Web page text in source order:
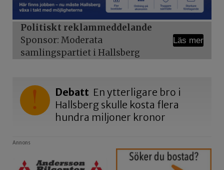
Politiskt reklammeddelande
Sponsor: Moderata
samlingspartiet i Hallsberg
Läs mer
Debatt En ytterligare bro i
Hallsberg skulle kosta flera
hundra miljoner kronor
Annons